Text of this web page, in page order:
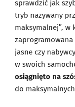
sprawdzić jak
tryb nazywany
maksymalnej”,
jasne czy
w swoich
osiągnięto na
do